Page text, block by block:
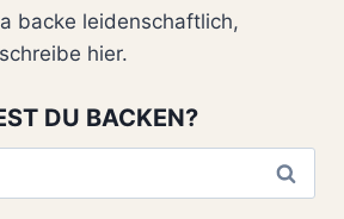
backe leidenschaftlich,
hier.
DU BACKEN?